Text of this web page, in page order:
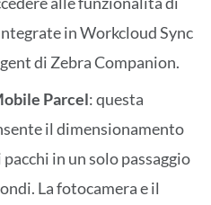
in Workcloud Sync
di Zebra Companion.
Parcel: questa
il dimensionamento
in un solo passaggio
La fotocamera e il